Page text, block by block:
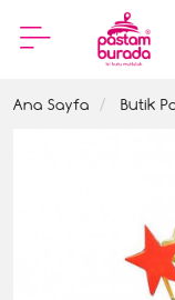
Ana Sayfa Butik